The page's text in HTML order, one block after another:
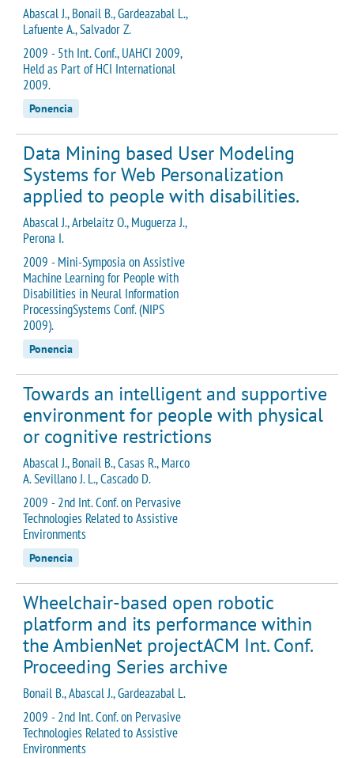
Abascal J., Bonail B., Gardeazabal L.,
Lafuente A., Salvador Z.
2009 - 5th Int. Conf., UAHCI 2009,
Held as Part of HCI International
2009.
Ponencia
Data Mining based User Modeling
Systems for Web Personalization
applied to people with disabilities.
Abascal J., Arbelaitz O., Muguerza J.,
Perona I.
2009 - Mini-Symposia on Assistive
Machine Learning for People with
Disabilities in Neural Information
ProcessingSystems Conf. (NIPS
2009).
Ponencia
Towards an intelligent and supportive
environment for people with physical
or cognitive restrictions
Abascal J., Bonail B., Casas R., Marco
A. Sevillano J. L., Cascado D.
2009 - 2nd Int. Conf. on Pervasive
Technologies Related to Assistive
Environments
Ponencia
Wheelchair-based open robotic
platform and its performance within
the AmbienNet projectACM Int. Conf.
Proceeding Series archive
Bonail B., Abascal J., Gardeazabal L.
2009 - 2nd Int. Conf. on Pervasive
Technologies Related to Assistive
Environments